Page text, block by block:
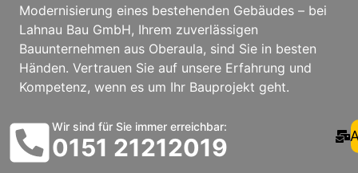
Modernisierung eines bestehenden Gebäudes – bei
Lahnau Bau GmbH, Ihrem zuverlässigen
Bauunternehmen aus Oberaula, sind Sie in besten
Händen. Vertrauen Sie auf unsere Erfahrung und
Kompetenz, wenn es um Ihr Bauprojekt geht.
Wir sind für Sie immer erreichbar:
0151 21212019